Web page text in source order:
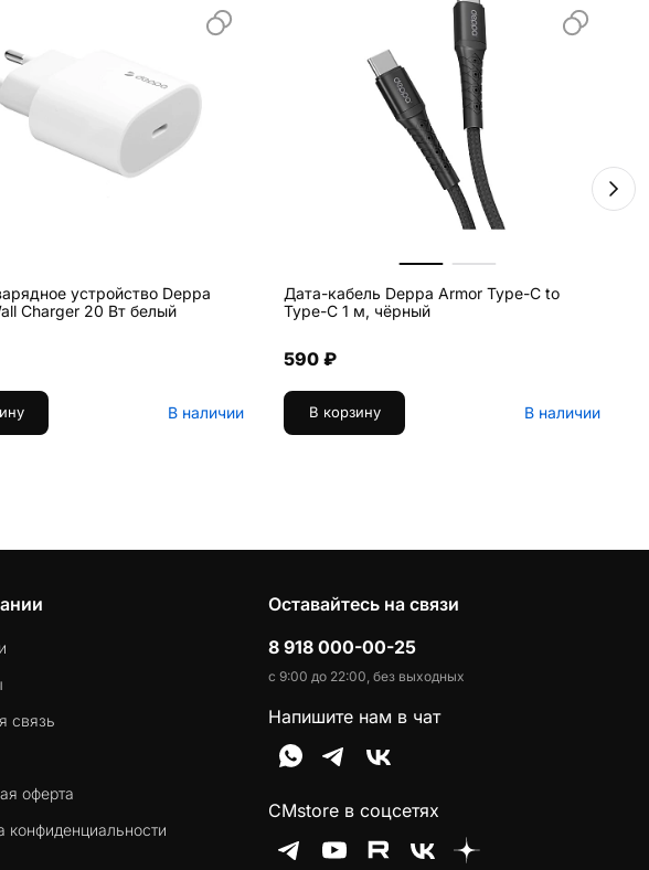
устройство Deppa
Charger 20 Вт белый
В наличии
Дата-кабель Deppa Armor Type-C to
Type-C 1 м, чёрный
590 ₽
В корзину В наличии
связь
оферта
конфиденциальности
Оставайтесь на связи
8 918 000-00-25
с 9:00 до 22:00, без выходных
Напишите нам в чат
CMstore в соцсетях